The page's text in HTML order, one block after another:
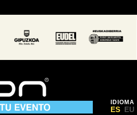
IDIOMA
ES EU